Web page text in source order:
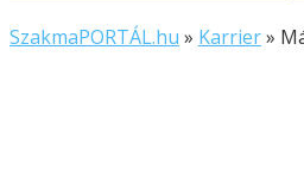
SzakmaPORTÁL.hu » Karrier»